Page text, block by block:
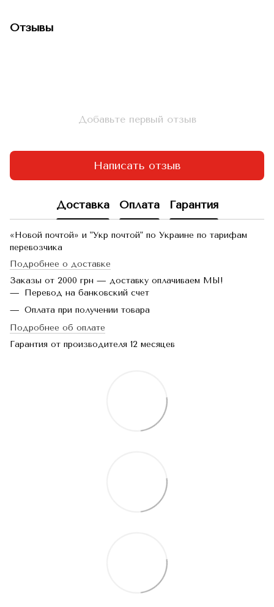
Отзывы
Добавьте первый отзыв
Написать отзыв
Доставка Оплата Гарантия
«Новой почтой» и "Укр почтой" по Украине по тарифам
перевозчика
Подробнее о доставке
Заказы от 2000 грн — доставку оплачиваем МЫ!
Перевод на банковский счет
Оплата при получении товара
Подробнее об оплате
Гарантия от производителя 12 месяцев